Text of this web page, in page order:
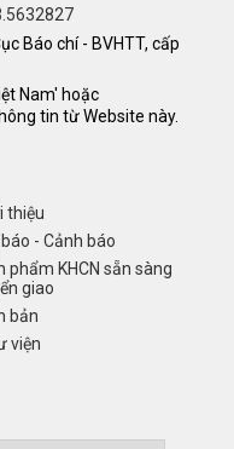
Báo chí - BVHTT, cấp
Nam' hoặc
tin từ Website này.
thiệu
báo - Cảnh báo
phẩm KHCN sẵn sàng
giao
bản
viện